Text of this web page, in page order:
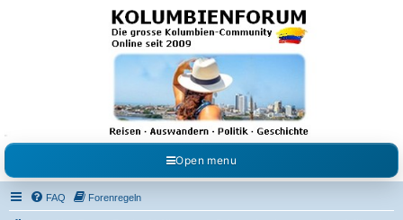
Kolumbienforum - Das
grosse Forum der
Freunde Kolumbiens
Reisen, Auswandern, Kultur, Politik, Geschichte und Visum in Kolumbien und Venezuela.
Austausch, Erfahrungen und Gemeinschaft im Kolumbienforum
Open menu
FAQ Forenregeln